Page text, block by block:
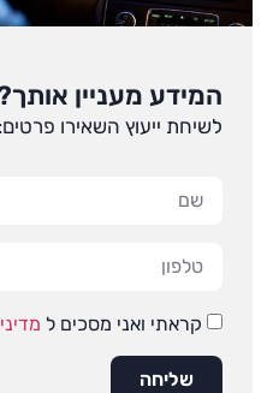
המידע מעניין
לשיחת ייעוץ השאירו פרטים:
קראתי ואני מסכים ל
שליחה